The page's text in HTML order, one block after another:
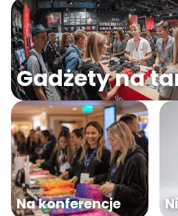
Gadżety na
Na konferencje